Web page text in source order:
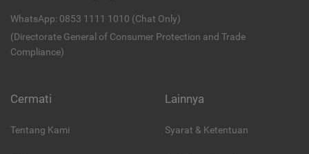
WhatsApp: 0853 1111 1010 (Chat Only)
(Directorate General of Consumer Protection and Trade
Compliance)
Cermati
Tentang Kami
Lainnya
Syarat & Ketentuan